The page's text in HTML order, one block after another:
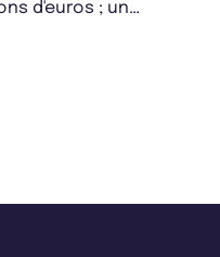
d'euros ; un